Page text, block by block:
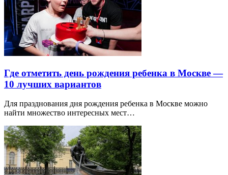
Где отметить день рождения ребенка в Москве —
10 лучших вариантов
Для празднования дня рождения ребенка в Москве можно
найти множество интересных мест…